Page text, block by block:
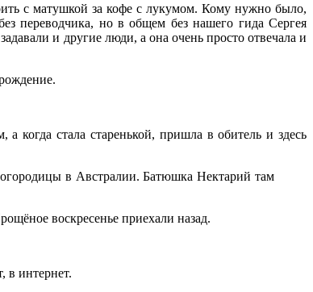
с матушкой за кофе с лукумом. Кому нужно было,
переводчика, но в общем без нашего гида Сергея
и другие люди, а она очень просто отвечала и
когда стала старенькой, пришла в обитель и здесь
в Австралии. Батюшка Нектарий там
воскресенье приехали назад.
в интернет.